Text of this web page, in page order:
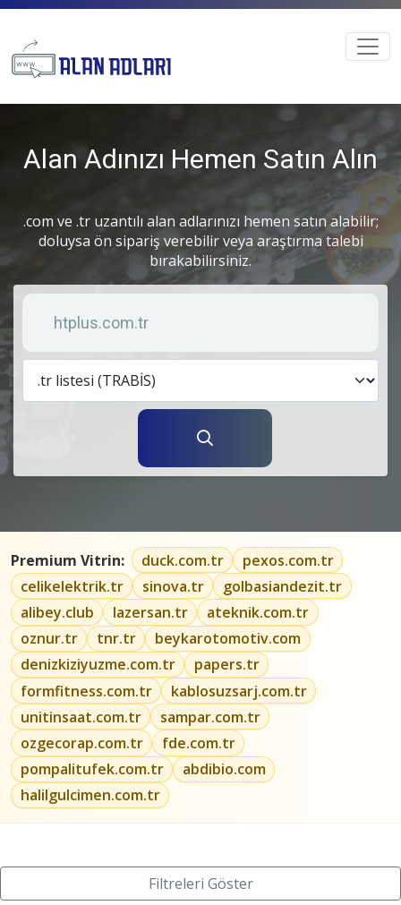
Alan Adınızı Hemen Satın Alın
.com ve .tr uzantılı alan adlarınızı hemen satın alabilir;
doluysa ön sipariş verebilir veya araştırma talebi
bırakabilirsiniz.
Anahtar kelime
Premium Vitrin: duck.com.tr
pexos.com.tr
celikelektrik.tr
sinova.tr
golbasiandezit.tr
alibey.club
lazersan.tr
ateknik.com.tr
oznur.tr
tnr.tr
beykarotomotiv.com
denizkiziyuzme.com.tr
papers.tr
formfitness.com.tr
kablosuzsarj.com.tr
unitinsaat.com.tr
sampar.com.tr
ozgecorap.com.tr
fde.com.tr
pompalitufek.com.tr
abdibio.com
halilgulcimen.com.tr
Filtreleri Göster